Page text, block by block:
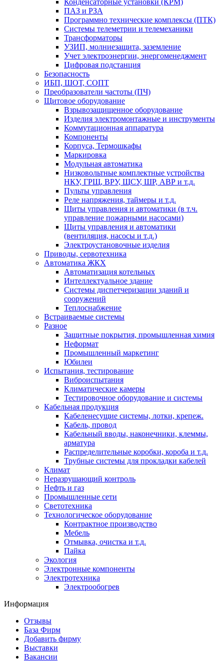
Конденсаторные установки (КРМ)
ПАЗ и РЗА
Программно технические комплексы (ПТК)
Системы телеметрии и телемеханики
Трансформаторы
УЗИП, молниезащита, заземление
Учет электроэнергии, энергоменеджмент
Цифровая подстанция
Безопасность
ИБП, ШОТ, СОПТ
Преобразователи частоты (ПЧ)
Щитовое оборудование
Взрывозащищенное оборудование
Изделия электромонтажные и инструменты
Коммутационная аппаратура
Компоненты
Корпуса, Термошкафы
Маркировка
Модульная автоматика
Низковольтные комплектные устройства
НКУ, ГРЩ, ВРУ, ЩСУ, ШР, АВР и т.д.
Пульты управления
Реле напряжения, таймеры и т.д.
Щиты управления и автоматики (в т.ч.
управление пожарными насосами)
Щиты управления и автоматики
(вентиляция, насосы и т.д.)
Электроустановочные изделия
Приводы, сервотехника
Автоматика ЖКХ
Автоматизация котельных
Интеллектуальное здание
Системы диспетчеризации зданий и
сооружений
Теплоснабжение
Встраиваемые системы
Разное
Защитные покрытия, промышленная химия
Неформат
Промышленный маркетинг
Юбилеи
Испытания, тестирование
Виброиспытания
Климатические камеры
Тестировочное оборудование и системы
Кабельная продукция
Кабеленесущие системы, лотки, крепеж.
Кабель, провод
Кабельный вводы, наконечники, клеммы,
арматура
Распределительные коробки, короба и т.д.
Трубные системы для прокладки кабелей
Климат
Неразрушающий контроль
Нефть и газ
Промышленные сети
Светотехника
Технологическое оборудование
Контрактное производство
Мебель
Отмывка, очистка и т.д.
Пайка
Экология
Электронные компоненты
Электротехника
Электрообогрев
Информация
Отзывы
База Фирм
Добавить фирму
Выставки
Вакансии